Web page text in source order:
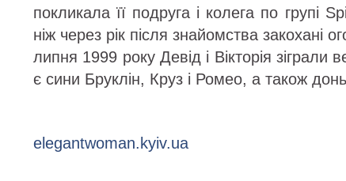
покликала її подруга і колега по
ніж через рік після знайомства закохані
липня 1999 року Девід і Вікторія зіграли
є сини Бруклін, Круз і Ромео, а також
elegantwoman.kyiv.ua